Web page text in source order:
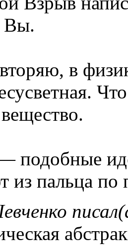
Вы.
в
подобные
из пальца по